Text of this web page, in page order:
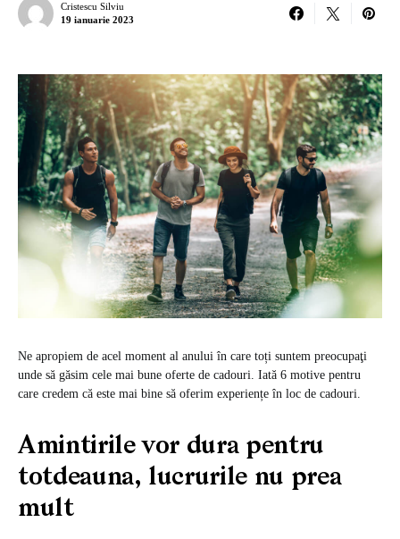
Cristescu Silviu
19 ianuarie 2023
Ne apropiem de acel moment al anului în care toți suntem preocupaţi
unde să găsim cele mai bune oferte de cadouri. Iată 6 motive pentru
care credem că este mai bine să oferim experiențe în loc de cadouri.
Amintirile vor dura pentru
totdeauna, lucrurile nu prea
mult